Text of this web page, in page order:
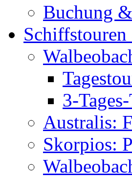
Buchung
3-
Australis:
Skorpios: